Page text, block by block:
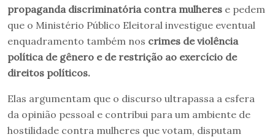
propaganda discriminatória contra mulheres e pedem
que o Ministério Público Eleitoral investigue eventual
enquadramento também nos crimes de violência
política de gênero e de restrição ao exercício de
direitos políticos.
Elas argumentam que o discurso ultrapassa a esfera
da opinião pessoal e contribui para um ambiente de
hostilidade contra mulheres que votam, disputam